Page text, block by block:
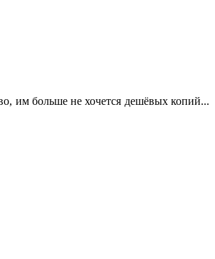
им больше не хочется дешёвых копий...